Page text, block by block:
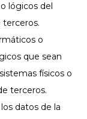
lógicos del
terceros.
o
que sean
físicos o
terceros.
datos de la